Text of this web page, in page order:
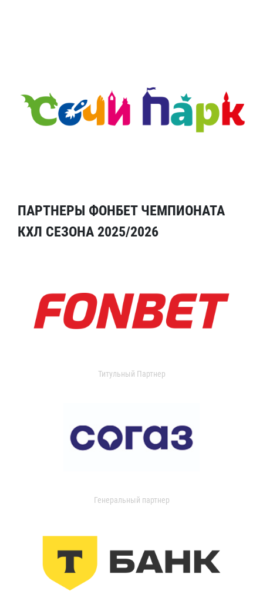
ПАРТНЕРЫ ФОНБЕТ ЧЕМПИОНАТА
КХЛ СЕЗОНА 2025/2026
Титульный Партнер
Генеральный партнер